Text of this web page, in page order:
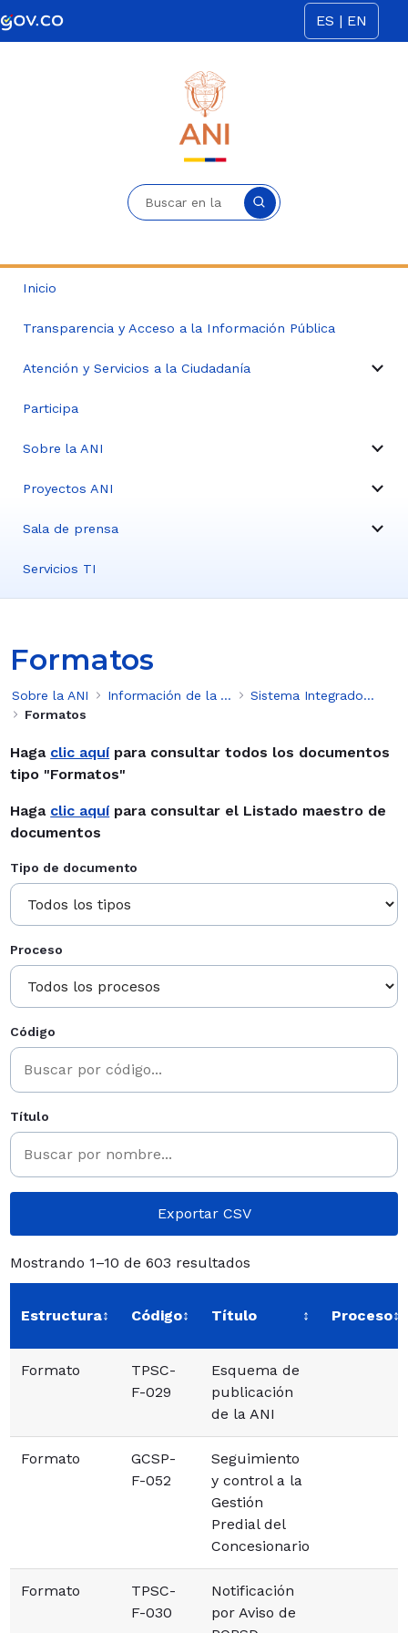
Saltar al contenido principal ES | EN
Buscar en la sede electrónica
Inicio
Transparencia y Acceso a la Información Pública
Atención y Servicios a la Ciudadanía
Participa
Sobre la ANI
Proyectos ANI
Sala de prensa
Servicios TI
Formatos
Sobre la ANI Información de la ANI
Sistema Integrado de Gestión
Formatos
Haga clic aquí para consultar todos los documentos
tipo "Formatos"
Haga clic aquí para consultar el Listado maestro de
documentos
Tipo de documento
Proceso
Código
Título
Exportar CSV
Mostrando 1–10 de 603 resultados
Estructura↕ Código↕ Título ↕ Proceso↕
Formato
TPSC-
F-029
Esquema de
publicación
de la ANI
Formato
GCSP-
F-052
Seguimiento
y control a la
Gestión
Predial del
Concesionario
Formato
TPSC-
F-030
Notificación
por Aviso de